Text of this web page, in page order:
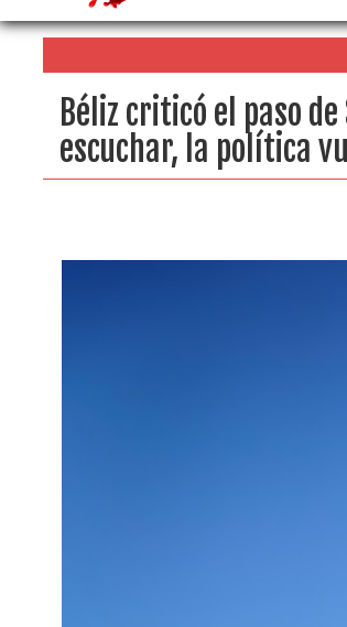
Béliz criticó el paso
escuchar, la política